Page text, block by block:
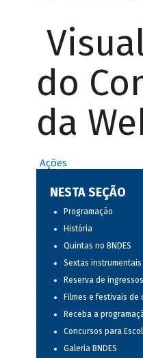
do
da
Ações
NESTA SEÇÃO
Programação
História
Quintas no BNDES
Sextas instrumentais
Reserva de ingressos
Filmes e festivais de
Receba a
Concursos para
Galeria BNDES